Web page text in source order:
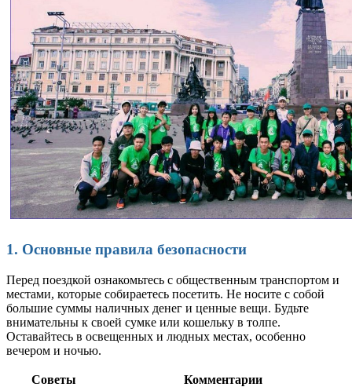
1. Основные правила безопасности
Перед поездкой ознакомьтесь с общественным транспортом и
местами, которые собираетесь посетить. Не носите с собой
большие суммы наличных денег и ценные вещи. Будьте
внимательны к своей сумке или кошельку в толпе.
Оставайтесь в освещенных и людных местах, особенно
вечером и ночью.
Советы
Комментарии